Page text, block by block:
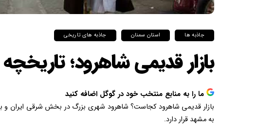
جاذبه ها استان سمنان جاذبه های تاریخی
بازار قدیمی شاهرود؛
ما را به منابع منتخب خود در گوگل اضافه کنید
بازار قدیمی شاهرود کجاست؟ شاهرود شهری بزرگ در بخش شرقی ایران و
به مشهد قرار دارد.